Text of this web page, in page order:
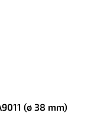
(ø 38 mm)